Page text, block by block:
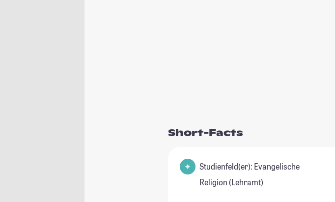
Short-Facts
Studienfeld(er): Evangelische
Religion (Lehramt)